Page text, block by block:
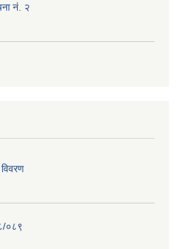
नं. २
०८९